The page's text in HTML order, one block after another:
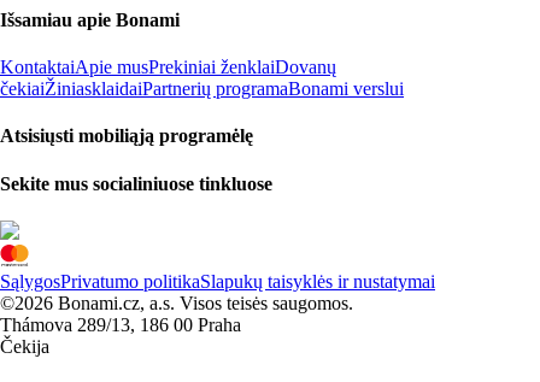
Išsamiau apie Bonami
KontaktaiApie musPrekiniai ženklaiDovanų
čekiaiŽiniasklaidaiPartnerių programaBonami verslui
Atsisiųsti mobiliąją programėlę
Sekite mus socialiniuose tinkluose
SąlygosPrivatumo politikaSlapukų taisyklės ir nustatymai
©2026 Bonami.cz, a.s. Visos teisės saugomos.
Thámova 289/13, 186 00 Praha
Čekija